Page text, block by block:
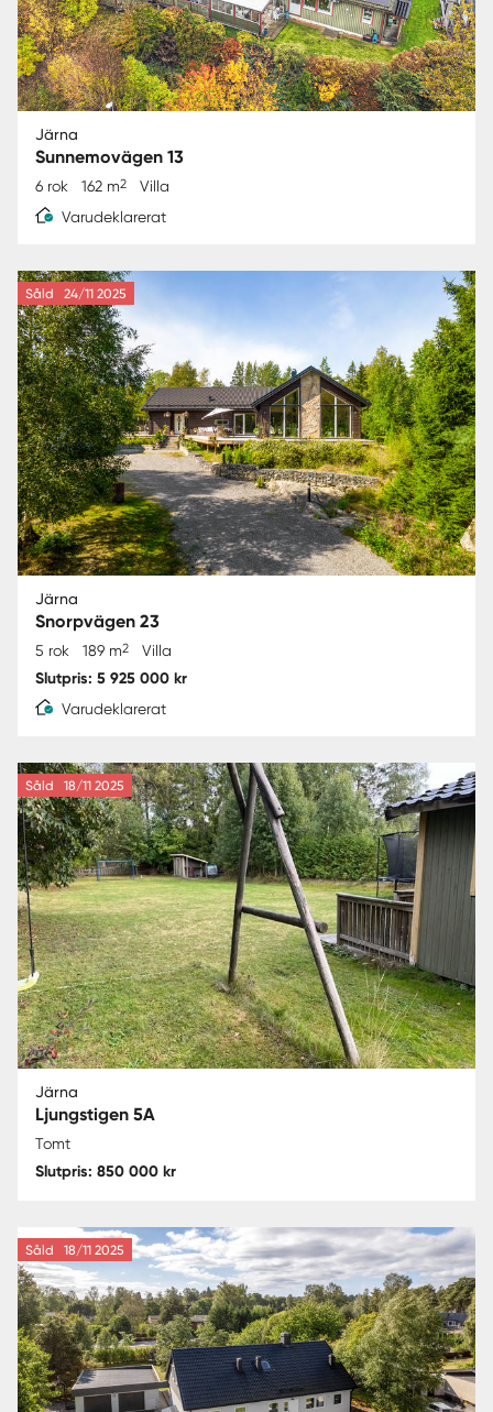
Järna
Sunnemovägen 13
6 rok 162 m2
Villa
Varudeklarerat
Såld 24/11 2025
Järna
Snorpvägen 23
5 rok 189 m2 Villa
Slutpris: 5 925 000 kr
Varudeklarerat
Såld 18/11 2025
Järna
Ljungstigen 5A
Tomt
Slutpris: 850 000 kr
Såld 18/11 2025